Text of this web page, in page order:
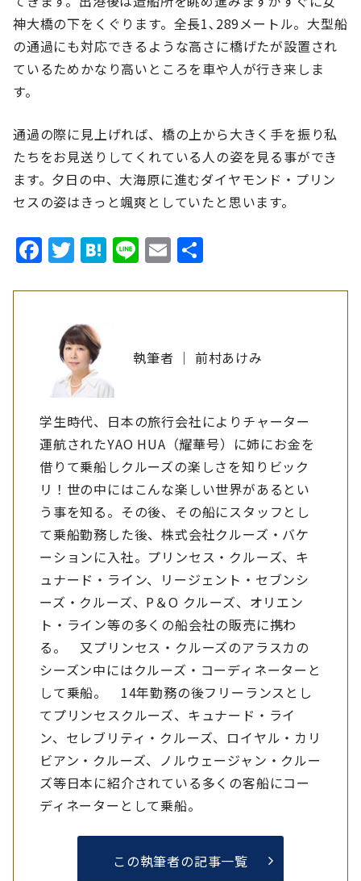
神大橋の下をくぐります。全長1､289メートル。大型船
の通過にも対応できるような高さに橋げたが設置され
ているためかなり高いところを車や人が行き来しま
す。
通過の際に見上げれば、橋の上から大きく手を振り私
たちをお見送りしてくれている人の姿を見る事ができ
ます。夕日の中、大海原に進むダイヤモンド・プリン
セスの姿はきっと颯爽としていたと思います。
Facebook
Twitter
Hatena
LineEmail
執筆者 ｜ 前村あけみ
学生時代、日本の旅行会社によりチャーター
運航されたYAO HUA（耀華号）に姉にお金を
借りて乗船しクルーズの楽しさを知りビック
リ！世の中にはこんな楽しい世界があるとい
う事を知る。その後、その船にスタッフとし
て乗船勤務した後、株式会社クルーズ・バケ
ーションに入社。プリンセス・クルーズ、キ
ュナード・ライン、リージェント・セブンシ
ーズ・クルーズ、P＆O クルーズ、オリエン
ト・ライン等の多くの船会社の販売に携わ
る。 又プリンセス・クルーズのアラスカの
シーズン中にはクルーズ・コーディネーターと
して乗船。 14年勤務の後フリーランスとし
てプリンセスクルーズ、キュナード・ライ
ン、セレブリティ・クルーズ、ロイヤル・カリ
ビアン・クルーズ、ノルウェージャン・クルー
ズ等日本に紹介されている多くの客船にコー
ディネーターとして乗船。
この執筆者の記事一覧